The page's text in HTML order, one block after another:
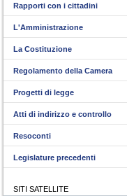
Rapporti con i cittadini
L'Amministrazione
La Costituzione
Regolamento della Camera
Progetti di legge
Atti di indirizzo e controllo
Resoconti
Legislature precedenti
SITI SATELLITE